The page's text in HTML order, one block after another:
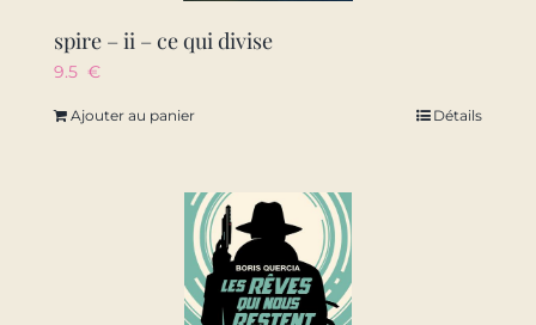
spire – ii – ce qui divise
9.5 €
Ajouter au panier Détails